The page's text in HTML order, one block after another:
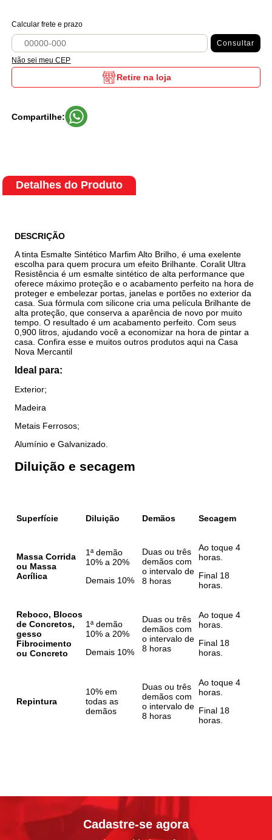
Calcular frete e prazo
Consultar
Não sei meu CEP
Retire na loja
Compartilhe:
Detalhes do Produto
DESCRIÇÃO
A tinta Esmalte Sintético Marfim Alto Brilho, é uma exelente
escolha para quem procura um efeito Brilhante. Coralit Ultra
Resistência é um esmalte sintético de alta performance que
oferece máximo proteção e o acabamento perfeito na hora de
proteger e embelezar portas, janelas e portões no exterior da
casa. Sua fórmula com silicone cria uma película Brilhante de
alta proteção, que conserva a aparência de novo por muito
tempo. O resultado é um acabamento perfeito. Com seus
0,900 litros, ajudando você a economizar na hora de pintar a
casa. Confira esse e muitos outros produtos aqui na Casa
Nova Mercantil
Ideal para:
Exterior;
Madeira
Metais Ferrosos;
Alumínio e Galvanizado.
Diluição e secagem
Superfície Diluição Demãos Secagem
Massa Corrida
ou Massa
Acrílica
1ª demão
10% a 20%
Demais 10%
Duas ou três
demãos com
o intervalo de
8 horas
Ao toque 4
horas.
Final 18
horas.
Reboco, Blocos
de Concretos,
gesso
Fibrocimento
ou Concreto
1ª demão
10% a 20%
Demais 10%
Duas ou três
demãos com
o intervalo de
8 horas
Ao toque 4
horas.
Final 18
horas.
Repintura
10% em
todas as
demãos
Duas ou três
demãos com
o intervalo de
8 horas
Ao toque 4
horas.
Final 18
horas.
Cadastre-se agora